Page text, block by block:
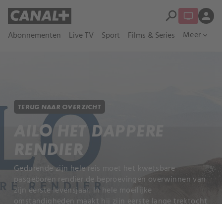
Abonnementen Live TV Sport Films & Series Meer expand_more
search person
TERUG NAAR OVERZICHT
AILO HET DAPPERE
RENDIER
Gedurende zijn hele reis moet het kwetsbare
pasgeboren rendier de beproevingen overwinnen van
zijn eerste levensjaar. In hele moeilijke